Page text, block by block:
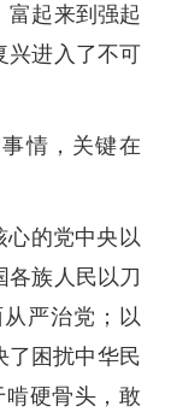
富起来到强起
兴进入了不可
情，关键在
心的党中央以
各族人民以刀
严治党；以
了困扰中华民
硬骨头，敢